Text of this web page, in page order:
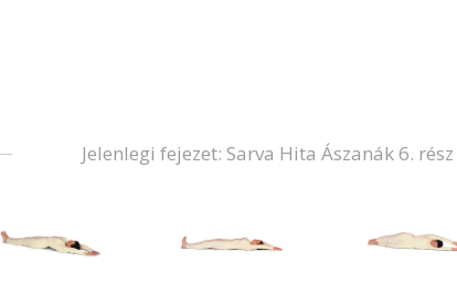
Jelenlegi fejezet: Sarva Hita Ászanák 6. rész